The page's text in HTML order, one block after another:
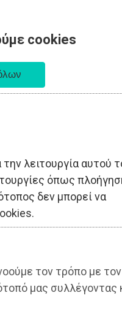
cookies
την λειτουργία αυτού
όπως
δεν μπορεί να
τον τρόπο με τον
μας συλλέγοντας